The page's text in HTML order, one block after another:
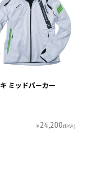
ミッドパーカー
￥24,200(税込)